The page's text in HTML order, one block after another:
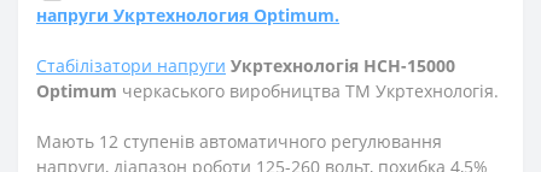
напруги Укртехнология Optimum.
Стабілізатори напруги Укртехнологія НСН-15000
Optimum черкаського виробництва ТМ Укртехнологія.
Мають 12 ступенів автоматичного регулювання
напруги, діапазон роботи 125-260 вольт, похибка 4,5%